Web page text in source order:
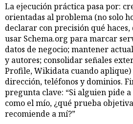
La ejecución práctica pasa por:
orientadas al problema (no solo
declarar con precisión qué
usar Schema.org para marcar
datos de negocio; mantener
y autores; consolidar señales
Profile, Wikidata cuando
dirección, teléfonos y dominios.
pregunta clave: “Si alguien pide
como el mío, ¿qué prueba
recomiende a mí?”